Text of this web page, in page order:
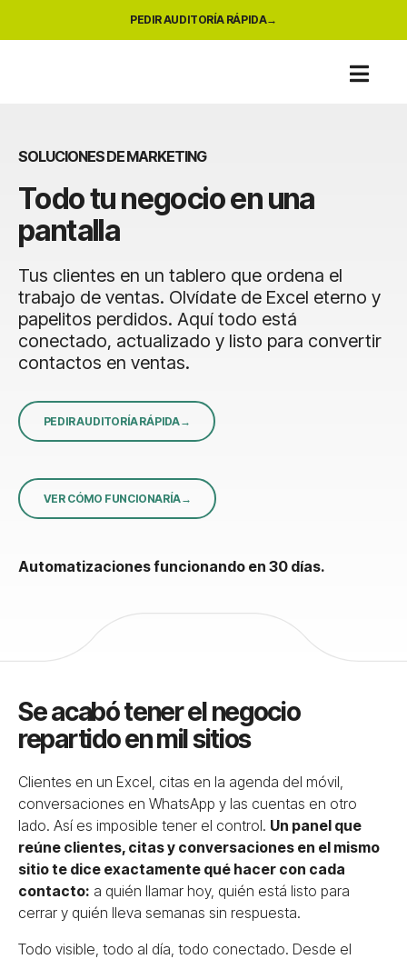
PEDIR AUDITORÍA RÁPIDA
SOLUCIONES DE MARKETING
Todo tu negocio en una
pantalla
Tus clientes en un tablero que ordena el
trabajo de ventas. Olvídate de Excel eterno y
papelitos perdidos. Aquí todo está
conectado, actualizado y listo para convertir
contactos en ventas.
PEDIR AUDITORÍA RÁPIDA
VER CÓMO FUNCIONARÍA
Automatizaciones funcionando en 30 días.
Se acabó tener el negocio
repartido en mil sitios
Clientes en un Excel, citas en la agenda del móvil,
conversaciones en WhatsApp y las cuentas en otro
lado. Así es imposible tener el control. Un panel que
reúne clientes, citas y conversaciones en el mismo
sitio te dice exactamente qué hacer con cada
contacto: a quién llamar hoy, quién está listo para
cerrar y quién lleva semanas sin respuesta.
Todo visible, todo al día, todo conectado. Desde el